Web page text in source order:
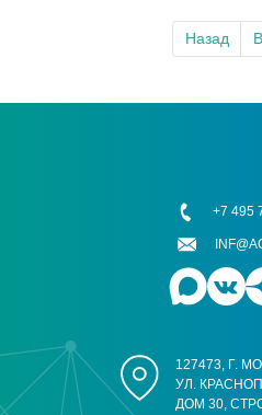
Назад
127473, Г.
УЛ.
ДОМ 30,
+7 495